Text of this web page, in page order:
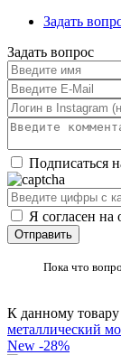
Задать
Задать вопрос
Подписаться
Я согласен на
Пока что
К данному
металлический
New -28%